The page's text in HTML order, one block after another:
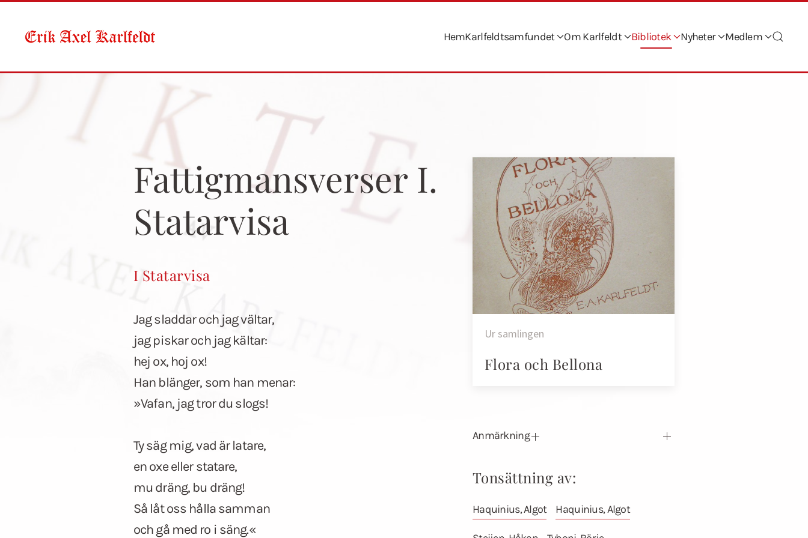
Skip to main content HemKarlfeldtsamfundet Om Karlfeldt Bibliotek Nyheter Medlem
Fattigmansverser I.
Statarvisa
I Statarvisa
Jag sladdar och jag vältar,
jag piskar och jag kältar:
hej ox, hoj ox!
Han blänger, som han menar:
»Vafan, jag tror du slogs!
Ty säg mig, vad är latare,
en oxe eller statare,
mu dräng, bu dräng!
Så låt oss hålla samman
och gå med ro i säng.«
Ur samlingen
Flora och Bellona
Anmärkning
Tonsättning av:
Haquinius, Algot Haquinius, Algot